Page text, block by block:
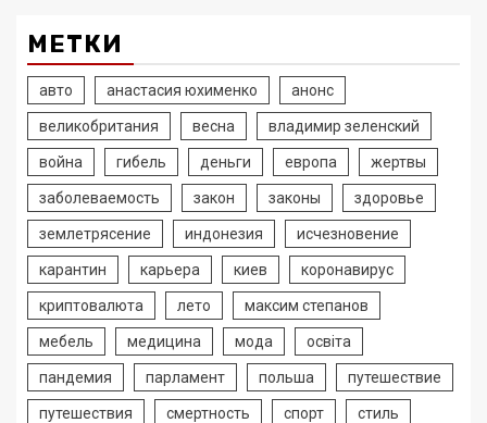
МЕТКИ
авто анастасия юхименко анонс
великобритания весна владимир зеленский
война гибель деньги европа жертвы
заболеваемость закон законы здоровье
землетрясение индонезия исчезновение
карантин карьера киев коронавирус
криптовалюта лето максим степанов
мебель медицина мода освіта
пандемия парламент польша путешествие
путешествия смертность спорт стиль